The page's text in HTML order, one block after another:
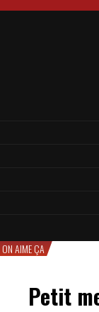
ON AIME ÇA
Petit